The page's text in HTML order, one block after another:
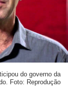
do governo da
Foto: Reprodução